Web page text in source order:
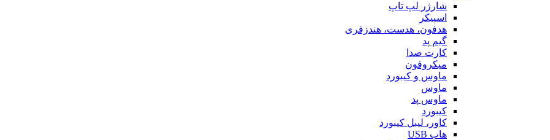
شارژر لپ تاپ
اسپیکر
هدفون، هدست، هندزفری
گیم پد
کارت صدا
میکروفون
ماوس و کیبورد
ماوس
ماوس پد
کیبورد
کاور، لیبل کیبورد
هاب USB